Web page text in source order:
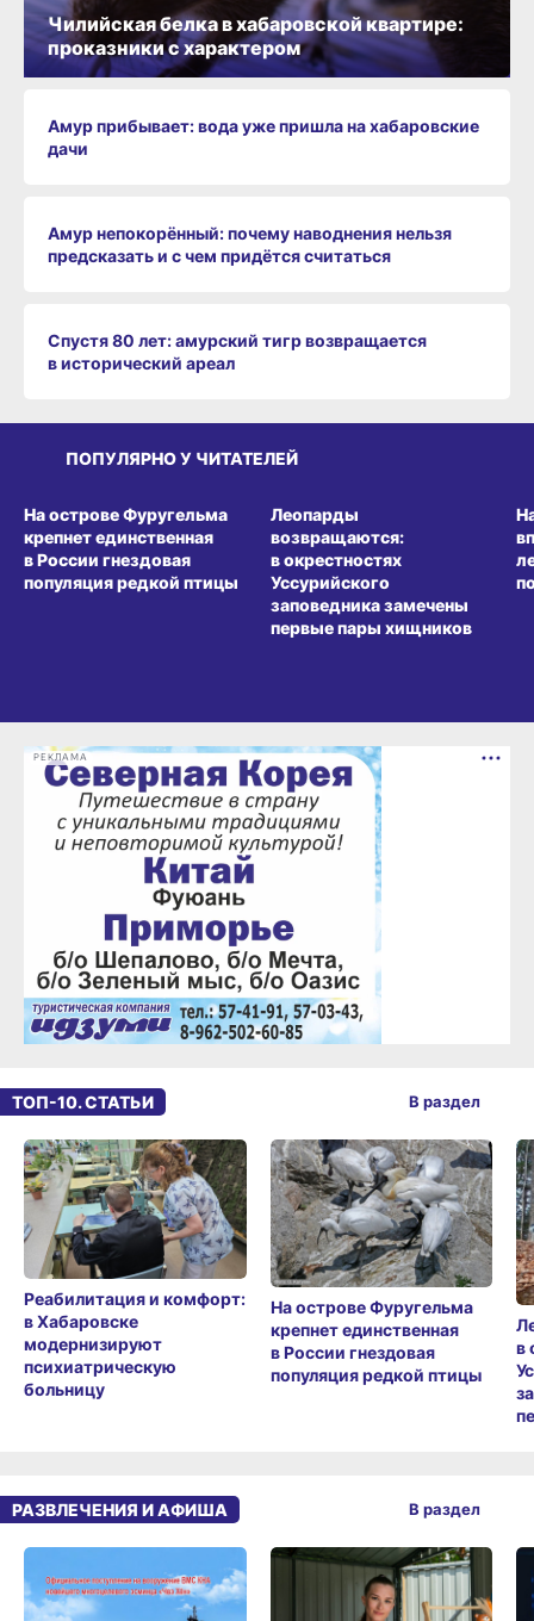
Амур прибывает: вода уже пришла на хабаровские
дачи
Амур непокорённый: почему наводнения нельзя
предсказать и с чем придётся считаться
Спустя 80 лет: амурский тигр возвращается
в исторический ареал
Чилийская белка в хабаровской квартире:
проказники с характером
ПОПУЛЯРНО У ЧИТАТЕЛЕЙ
На острове Фуругельма
крепнет единственная
в России гнездовая
популяция редкой птицы
Леопарды
возвращаются:
в окрестностях
Уссурийского
заповедника замечены
первые пары хищников
РЕКЛАМА
ТОП-10. СТАТЬИ
Реабилитация и комфорт:
в Хабаровске
модернизируют
психиатрическую
больницу
На острове Фуругельма
крепнет единственная
в России гнездовая
популяция редкой птицы
в
В раздел
РАЗВЛЕЧЕНИЯ И АФИША В раздел